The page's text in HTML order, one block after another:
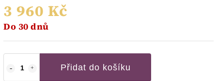
3 960 Kč
Do 30 dnů
Přidat do košíku